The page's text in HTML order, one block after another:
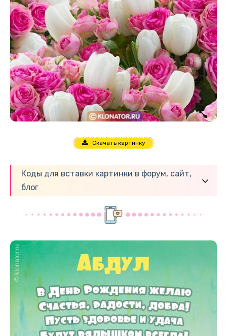
Скачать картинку
Коды для вставки картинки в форум, сайт,
блог